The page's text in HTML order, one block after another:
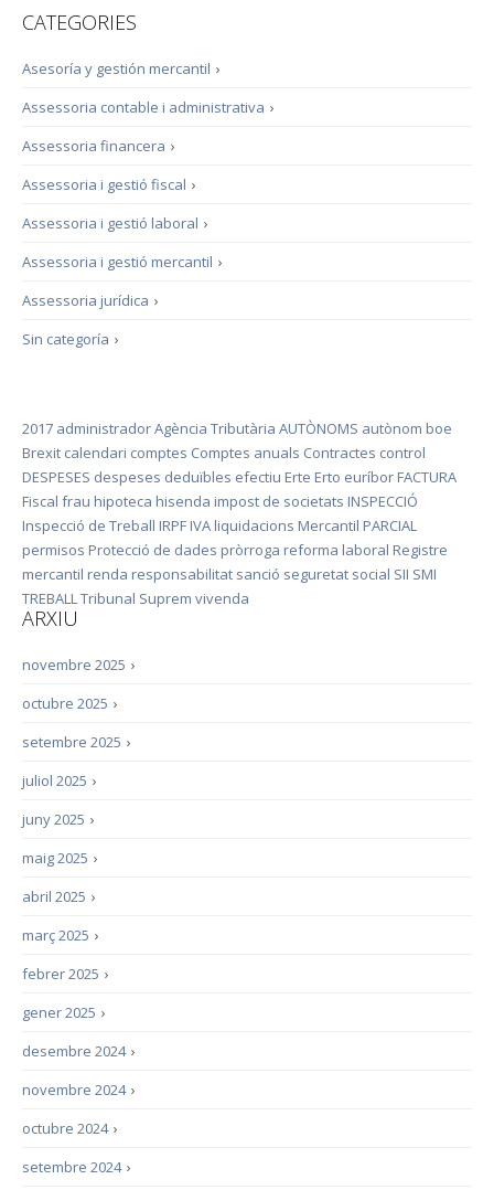
CATEGORIES
›
Asesoría y gestión mercantil
›
Assessoria contable i administrativa
›
Assessoria financera
›
Assessoria i gestió fiscal
›
Assessoria i gestió laboral
›
Assessoria i gestió mercantil
›
Assessoria jurídica
›
Sin categoría
2017 administradorAgència Tributària AUTÒNOMS autònom boe
Brexit calendari comptes Comptes anuals Contractes control
DESPESES despeses deduïbles efectiu Erte Erto euríbor FACTURA
Fiscal frau hipoteca hisenda impost de societats INSPECCIÓ
Inspecció de Treball IRPF IVA liquidacions Mercantil PARCIAL
permisos Protecció de dades pròrroga reforma laboral Registre
mercantil renda responsabilitat sanció seguretat social SII SMI
TREBALLTribunal Suprem vivenda
ARXIU
›
novembre 2025
›
octubre 2025
›
setembre 2025
›
juliol 2025
›
juny 2025
›
maig 2025
›
abril 2025
›
març 2025
›
febrer 2025
›
gener 2025
›
desembre 2024
›
novembre 2024
›
octubre 2024
›
setembre 2024